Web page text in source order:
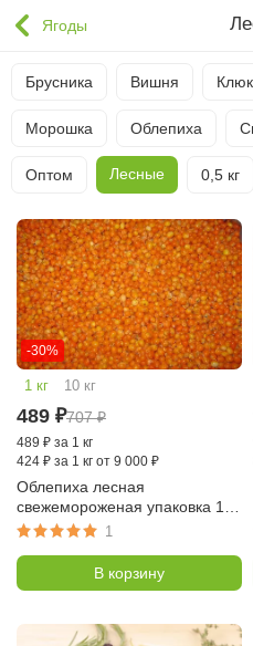
Ягоды
Брусника Вишня
Морошка Облепиха
Оптом Лесные 0,5 кг
-30%
1 кг 10 кг
489 ₽707₽
489 ₽ за 1 кг
424 ₽ за 1 кг от 9 000 ₽
Облепиха лесная
свежемороженая упаковка 1 кг
(Карелия)
1
В корзину